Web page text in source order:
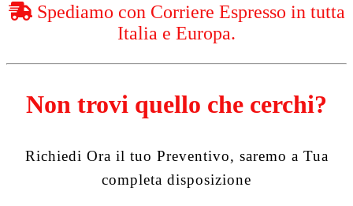
Spediamo con Corriere Espresso in tutta
Italia e Europa.
Non trovi quello che cerchi?
Richiedi Ora il tuo Preventivo, saremo a Tua
completa disposizione